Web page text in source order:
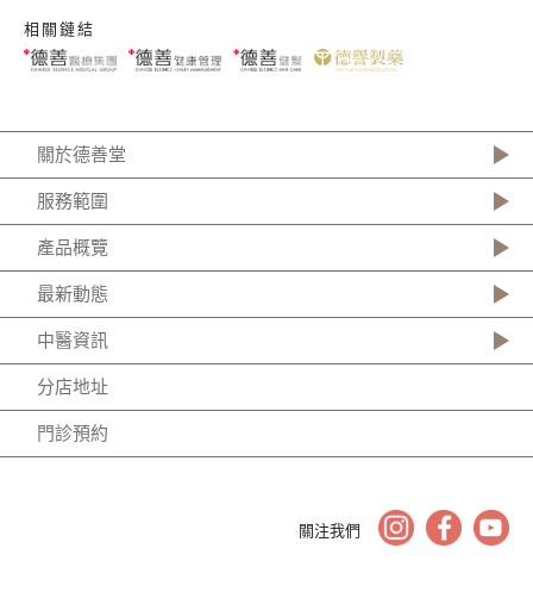
相關鏈結
關於德善堂
服務範圍
產品概覽
最新動態
中醫資訊
分店地址
門診預約
關注我們